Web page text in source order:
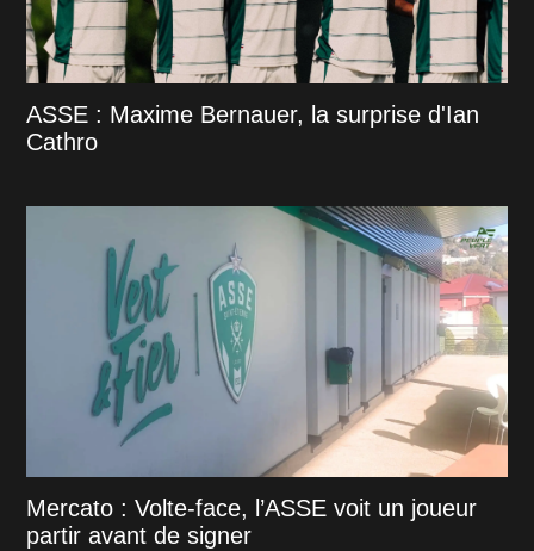
ASSE : Maxime Bernauer, la surprise d'Ian
Cathro
Mercato : Volte-face, l’ASSE voit un joueur
partir avant de signer